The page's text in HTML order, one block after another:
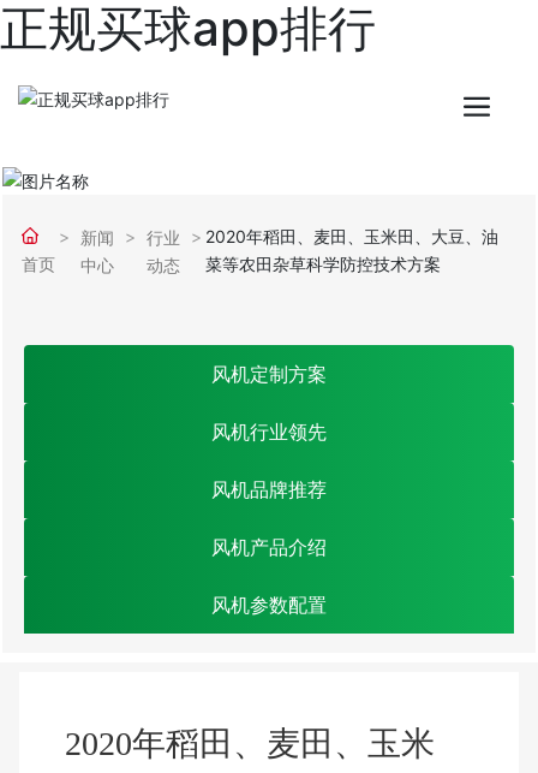
正规买球app排行
首页
新闻
中心
行业
动态
2020年稻田、麦田、玉米田、大豆、油
菜等农田杂草科学防控技术方案
风机定制方案
风机行业领先
风机品牌推荐
风机产品介绍
风机参数配置
2020年稻田、麦田、玉米